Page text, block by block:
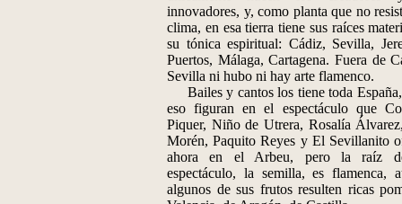
innovadores, y, como planta que no
clima, en esa tierra tiene sus raíces
su tónica espiritual: Cádiz, Sevilla,
Puertos, Málaga, Cartagena. Fuera de
Sevilla ni hubo ni hay arte flamenco.
Bailes y cantos los tiene toda
eso figuran en el espectáculo que
Piquer, Niño de Utrera, Rosalía
Morén, Paquito Reyes y El Sevillanito
ahora en el Arbeu, pero la raíz
espectáculo, la semilla, es flamenca,
algunos de sus frutos resulten ricas